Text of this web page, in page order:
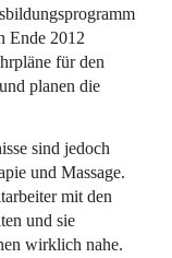
Ende 2012
für den
planen die
sind jedoch
und Massage.
mit den
und sie
wirklich nahe.